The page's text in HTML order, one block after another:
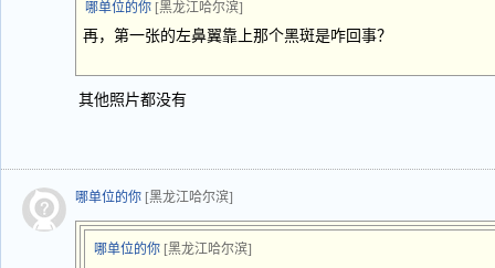
哪单位的你 [黑龙江哈尔滨]
再，第一张的左鼻翼靠上那个黑斑是咋回事？
其他照片都没有
哪单位的你 [黑龙江哈尔滨]
哪单位的你 [黑龙江哈尔滨]